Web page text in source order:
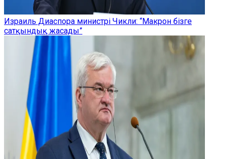
Израиль Диаспора министрі Чикли: “Макрон бізге
сатқындық жасады”